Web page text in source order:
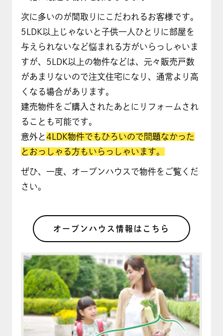
次に多いのが間取りにこだわれるお客様です。
5LDK以上じゃないと子供一人ひとりに部屋を
与えられないなど悩まれる方がいらっしゃいま
すが、5LDK以上の物件などは、元々販売戸数
があまりないので注文住宅になり、通常より高
くなる場合があります。
建売物件をご購入されたあとにリフォームされ
ることも可能です。
意外と 4LDK物件でもひろいので問題なかった
とおっしゃる方もいらっしゃいます。
ぜひ、一度、オープンハウスで物件をご覧くだ
さい。
オープンハウス情報はこちら